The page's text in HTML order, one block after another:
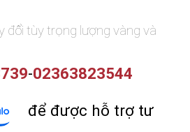
đổi tùy trọng lượng vàng và
-02363823544
để được hỗ trợ tư